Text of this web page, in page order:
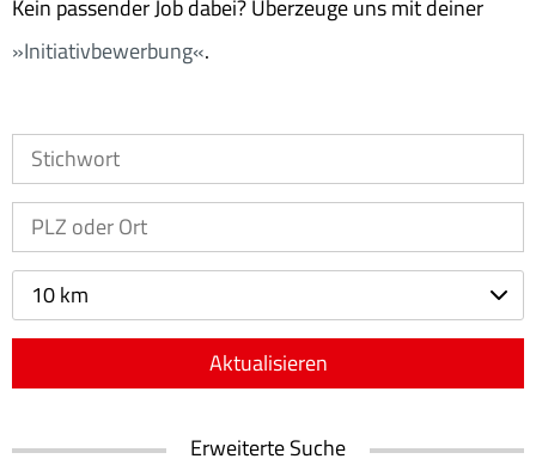
Kein passender Job dabei? Überzeuge uns mit deiner
Initiativbewerbung .
10 km
Aktualisieren
Erweiterte Suche